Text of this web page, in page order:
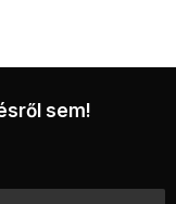
sem!